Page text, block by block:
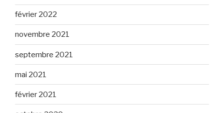
février 2022
novembre 2021
septembre 2021
mai 2021
février 2021